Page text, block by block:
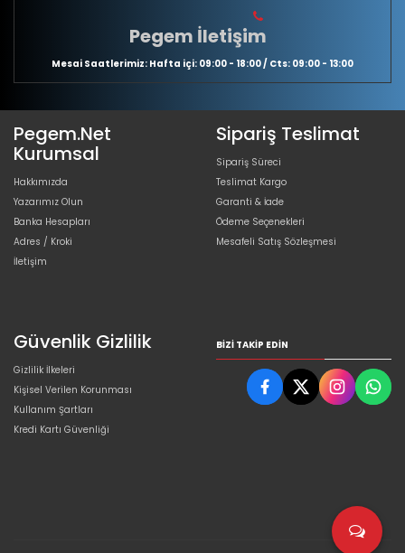
Pegem İletişim
Mesai Saatlerimiz: Hafta içi: 09:00 - 18:00 / Cts: 09:00 - 13:00
Pegem.Net
Kurumsal
Hakkımızda
Yazarımız Olun
Banka Hesapları
Adres / Kroki
İletişim
Sipariş Teslimat
Sipariş Süreci
Teslimat Kargo
Garanti & İade
Ödeme Seçenekleri
Mesafeli Satış Sözleşmesi
Güvenlik Gizlilik
Gizlilik İlkeleri
Kişisel Verilen Korunması
Kullanım Şartları
Kredi Kartı Güvenliği
BIZI TAKIP EDIN